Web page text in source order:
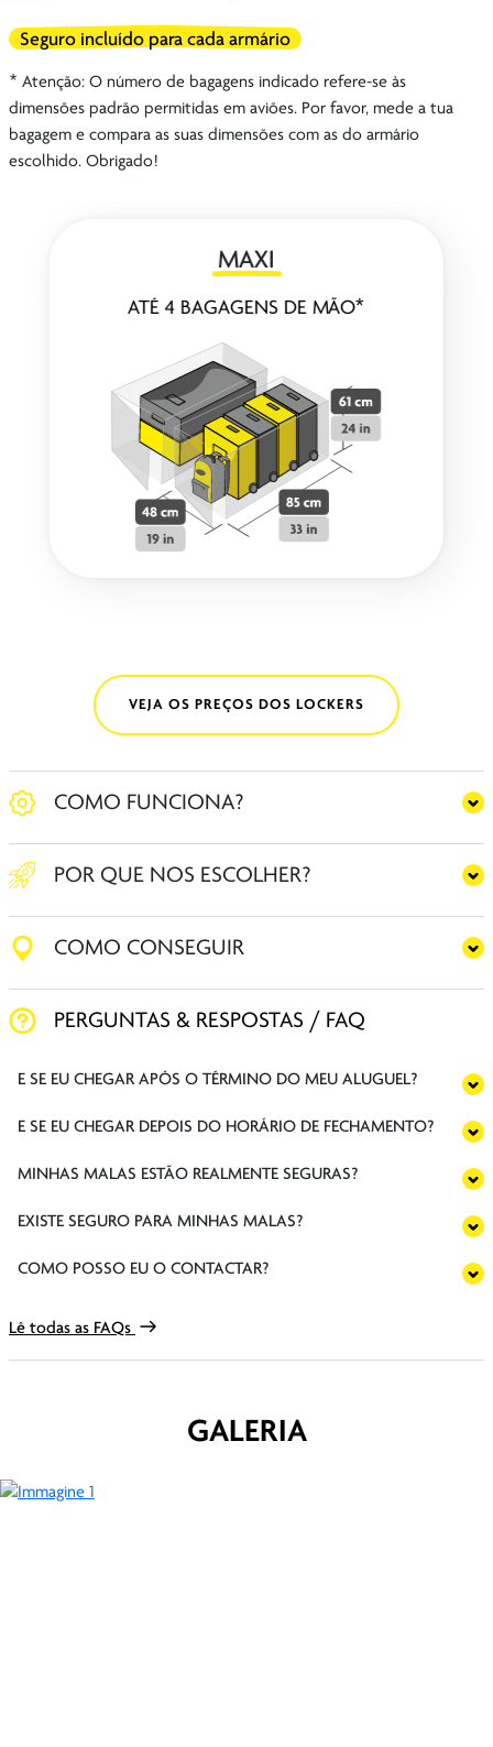
Seguro incluído para cada armário
* Atenção: O número de bagagens indicado refere-se às
dimensões padrão permitidas em aviões. Por favor, mede a tua
bagagem e compara as suas dimensões com as do armário
escolhido. Obrigado!
MAXI
ATÉ 4 BAGAGENS DE MÃO*
VEJA OS PREÇOS DOS LOCKERS
COMO FUNCIONA?
POR QUE NOS ESCOLHER?
COMO CONSEGUIR
PERGUNTAS & RESPOSTAS / FAQ
E SE EU CHEGAR APÓS O TÉRMINO DO MEU ALUGUEL?
E SE EU CHEGAR DEPOIS DO HORÁRIO DE FECHAMENTO?
MINHAS MALAS ESTÃO REALMENTE SEGURAS?
EXISTE SEGURO PARA MINHAS MALAS?
COMO POSSO EU O CONTACTAR?
Lê todas as FAQs
GALERIA